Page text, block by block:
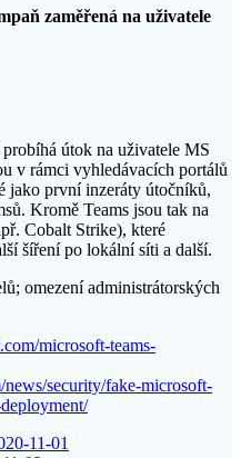
zaměřená na uživatele
útok na uživatele MS
v rámci vyhledávacích portálů
jako první inzeráty útočníků,
Kromě Teams jsou tak na
Cobalt Strike), které
šíření po lokální síti a další.
omezení administrátorských
microsoft-teams-
security/fake-microsoft-
11-01